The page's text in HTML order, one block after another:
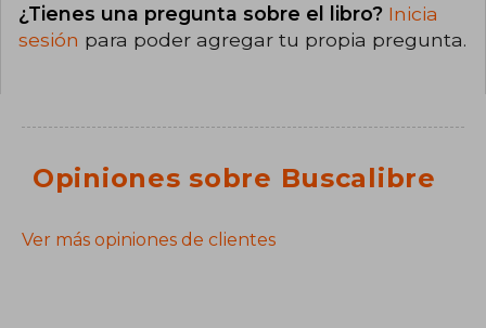
¿Tienes una pregunta sobre el libro? Inicia
sesión para poder agregar tu propia pregunta.
Opiniones sobre Buscalibre
Ver más opiniones de clientes